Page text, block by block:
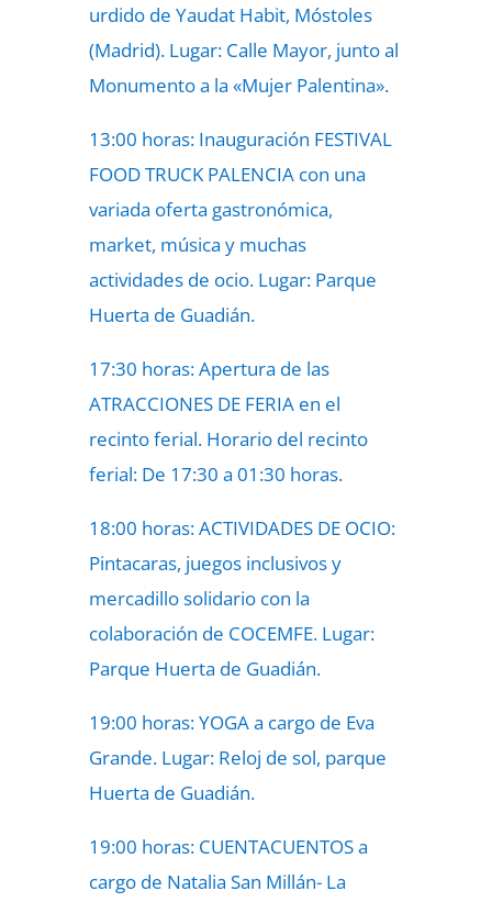
urdido de Yaudat Habit, Móstoles
(Madrid). Lugar: Calle Mayor, junto al
Monumento a la «Mujer Palentina».
13:00 horas: Inauguración FESTIVAL
FOOD TRUCK PALENCIA con una
variada oferta gastronómica,
market, música y muchas
actividades de ocio. Lugar: Parque
Huerta de Guadián.
17:30 horas: Apertura de las
ATRACCIONES DE FERIA en el
recinto ferial. Horario del recinto
ferial: De 17:30 a 01:30 horas.
18:00 horas: ACTIVIDADES DE OCIO:
Pintacaras, juegos inclusivos y
mercadillo solidario con la
colaboración de COCEMFE. Lugar:
Parque Huerta de Guadián.
19:00 horas: YOGA a cargo de Eva
Grande. Lugar: Reloj de sol, parque
Huerta de Guadián.
19:00 horas: CUENTACUENTOS a
cargo de Natalia San Millán- La